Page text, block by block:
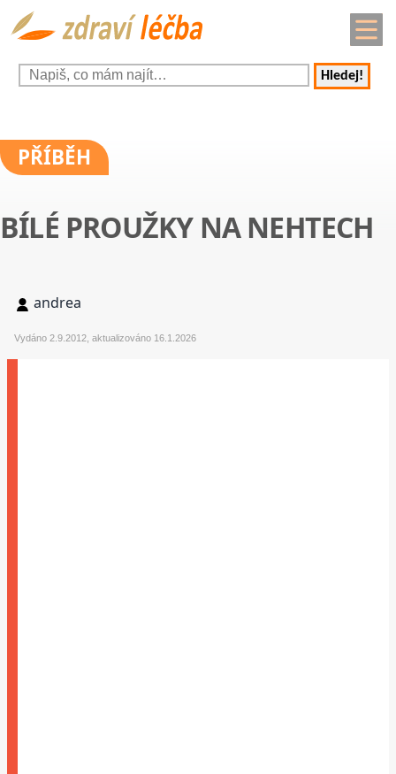
Hledej!
PŘÍBĚH
BÍLÉ PROUŽKY NA NEHTECH
andrea
Vydáno 2.9.2012, aktualizováno 16.1.2026